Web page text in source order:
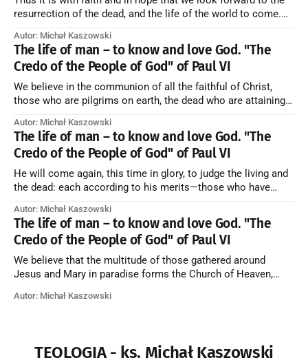
resurrection of the dead, and the life of the world to come.
artykuł w starym serwisie →
Autor: Michał Kaszowski
The life of man – to know and love God. "The
Credo of the People of God" of Paul VI
We believe in the communion of all the faithful of Christ,
those who are pilgrims on earth, the dead who are attaining
forming one Church; and we believe that in this communion
the merciful love of God and His saints is
Autor: Michał Kaszowski
The life of man – to know and love God. "The
Credo of the People of God" of Paul VI
He will come again, this time in glory, to judge the living and
the dead: each according to his merits—those who have
those who have refused them to the end going to the fire that
is not
Autor: Michał Kaszowski
The life of man – to know and love God. "The
Credo of the People of God" of Paul VI
We believe that the multitude of those gathered around
Jesus and Mary in paradise forms the Church of Heaven,
they also, in different degrees, are associated with the holy
Autor: Michał Kaszowski
TEOLOGIA - ks. Michał Kaszowski